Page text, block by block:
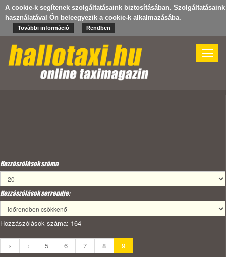
A cookie-k segítenek szolgáltatásaink biztosításában. Szolgáltatásaink
használatával Ön beleegyezik a cookie-k alkalmazásába.
További információ Rendben
Toggle
Hozzászólások száma
Hozzászólások sorrendje:
Hozzászólások száma: 164
« ‹ 5 6 7 8 9